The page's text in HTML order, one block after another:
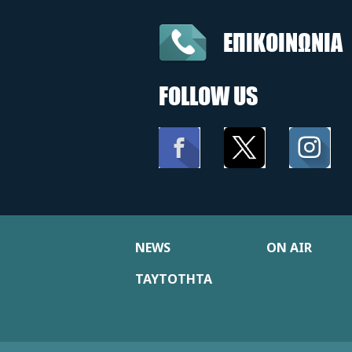
ΕΠΙΚΟΙΝΩΝΙΑ
FOLLOW US
NEWS ON AIR
ΤΑΥΤΟΤΗΤΑ